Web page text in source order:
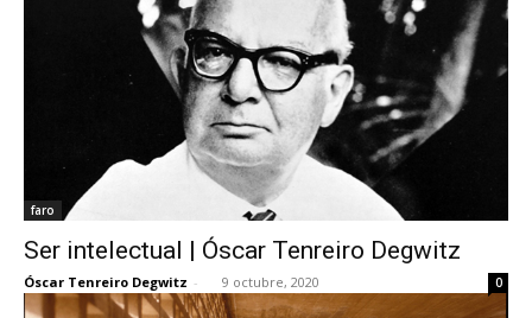
faro
Ser intelectual | Óscar Tenreiro Degwitz
Óscar Tenreiro Degwitz - 9 octubre, 2020 0